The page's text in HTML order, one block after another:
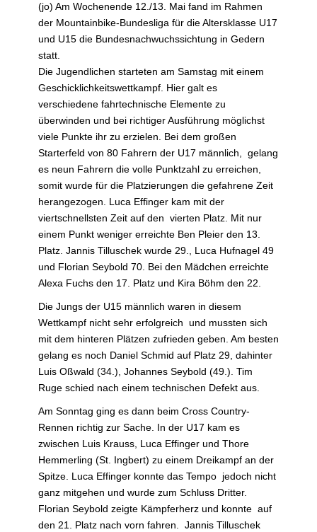
(jo) Am Wochenende 12./13. Mai fand im Rahmen
der Mountainbike-Bundesliga für die Altersklasse U17
und U15 die Bundesnachwuchssichtung in Gedern
statt.
Die Jugendlichen starteten am Samstag mit einem
Geschicklichkeitswettkampf. Hier galt es
verschiedene fahrtechnische Elemente zu
überwinden und bei richtiger Ausführung möglichst
viele Punkte ihr zu erzielen. Bei dem großen
Starterfeld von 80 Fahrern der U17 männlich, gelang
es neun Fahrern die volle Punktzahl zu erreichen,
somit wurde für die Platzierungen die gefahrene Zeit
herangezogen. Luca Effinger kam mit der
viertschnellsten Zeit auf den vierten Platz. Mit nur
einem Punkt weniger erreichte Ben Pleier den 13.
Platz. Jannis Tilluschek wurde 29., Luca Hufnagel 49
und Florian Seybold 70. Bei den Mädchen erreichte
Alexa Fuchs den 17. Platz und Kira Böhm den 22.
Die Jungs der U15 männlich waren in diesem
Wettkampf nicht sehr erfolgreich und mussten sich
mit dem hinteren Plätzen zufrieden geben. Am besten
gelang es noch Daniel Schmid auf Platz 29, dahinter
Luis Oßwald (34.), Johannes Seybold (49.). Tim
Ruge schied nach einem technischen Defekt aus.
Am Sonntag ging es dann beim Cross Country-
Rennen richtig zur Sache. In der U17 kam es
zwischen Luis Krauss, Luca Effinger und Thore
Hemmerling (St. Ingbert) zu einem Dreikampf an der
Spitze. Luca Effinger konnte das Tempo jedoch nicht
ganz mitgehen und wurde zum Schluss Dritter.
Florian Seybold zeigte Kämpferherz und konnte auf
den 21. Platz nach vorn fahren. Jannis Tilluschek